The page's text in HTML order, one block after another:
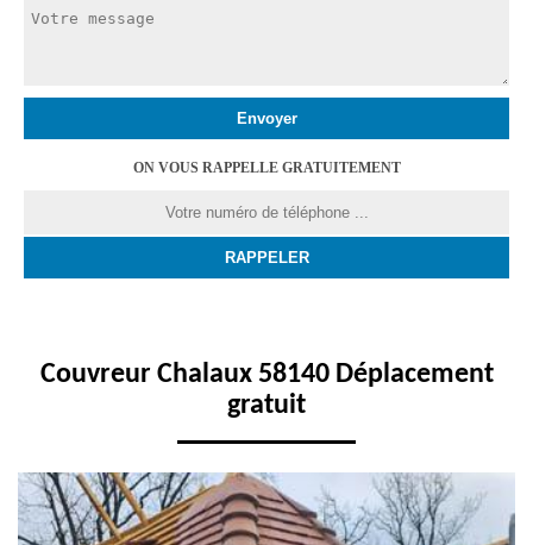
ON VOUS RAPPELLE GRATUITEMENT
Couvreur Chalaux 58140 Déplacement
gratuit